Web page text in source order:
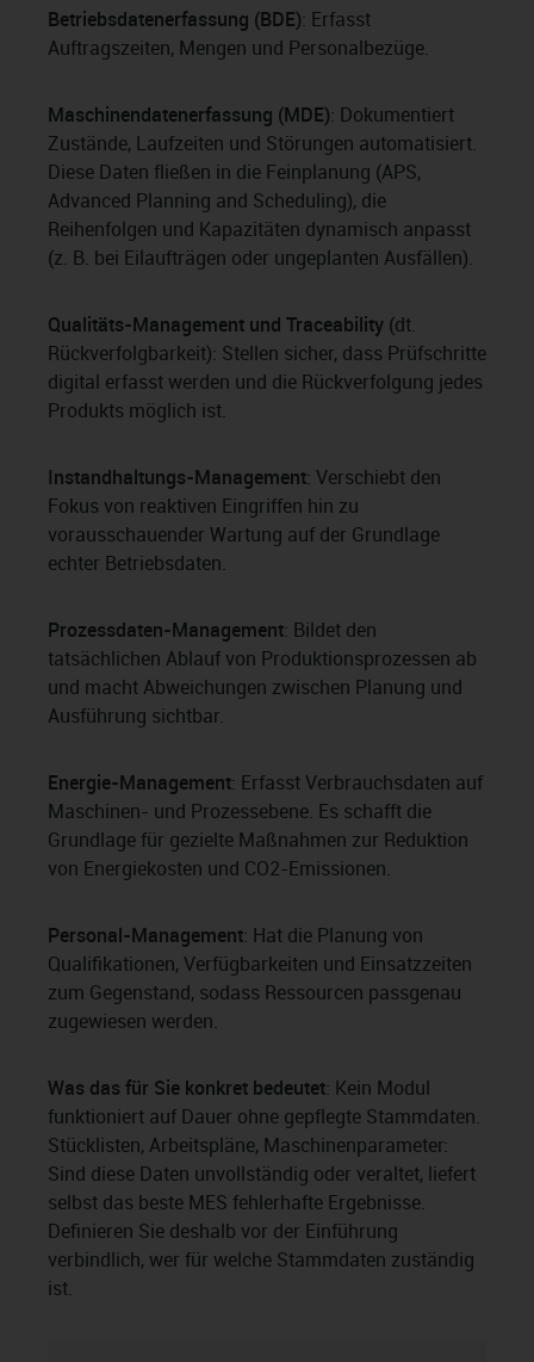
Betriebsdatenerfassung (BDE): Erfasst
Auftragszeiten, Mengen und Personalbezüge.
Maschinendatenerfassung (MDE): Dokumentiert
Zustände, Laufzeiten und Störungen automatisiert.
Diese Daten fließen in die Feinplanung (APS,
Advanced Planning and Scheduling), die
Reihenfolgen und Kapazitäten dynamisch anpasst
(z. B. bei Eilaufträgen oder ungeplanten Ausfällen).
Qualitäts-Management und Traceability (dt.
Rückverfolgbarkeit): Stellen sicher, dass Prüfschritte
digital erfasst werden und die Rückverfolgung jedes
Produkts möglich ist.
Instandhaltungs-Management: Verschiebt den
Fokus von reaktiven Eingriffen hin zu
vorausschauender Wartung auf der Grundlage
echter Betriebsdaten.
Prozessdaten-Management: Bildet den
tatsächlichen Ablauf von Produktionsprozessen ab
und macht Abweichungen zwischen Planung und
Ausführung sichtbar.
Energie-Management: Erfasst Verbrauchsdaten auf
Maschinen- und Prozessebene. Es schafft die
Grundlage für gezielte Maßnahmen zur Reduktion
von Energiekosten und CO2-Emissionen.
Personal-Management: Hat die Planung von
Qualifikationen, Verfügbarkeiten und Einsatzzeiten
zum Gegenstand, sodass Ressourcen passgenau
zugewiesen werden.
Was das für Sie konkret bedeutet: Kein Modul
funktioniert auf Dauer ohne gepflegte Stammdaten.
Stücklisten, Arbeitspläne, Maschinenparameter:
Sind diese Daten unvollständig oder veraltet, liefert
selbst das beste MES fehlerhafte Ergebnisse.
Definieren Sie deshalb vor der Einführung
verbindlich, wer für welche Stammdaten zuständig
ist.